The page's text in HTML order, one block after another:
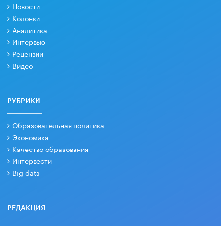
Новости
Колонки
Аналитика
Интервью
Рецензии
Видео
РУБРИКИ
Образовательная политика
Экономика
Качество образования
Интервести
Big data
РЕДАКЦИЯ